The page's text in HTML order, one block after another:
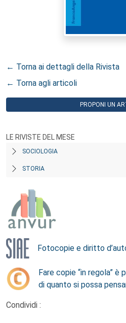
← Torna ai dettagli della Rivista
← Torna agli articoli
PROPONI UN
LE RIVISTE DEL MESE
SOCIOLOGIA
STORIA
Fotocopie e diritto
Fare copie “in regola” è
di quanto si possa
Condividi :